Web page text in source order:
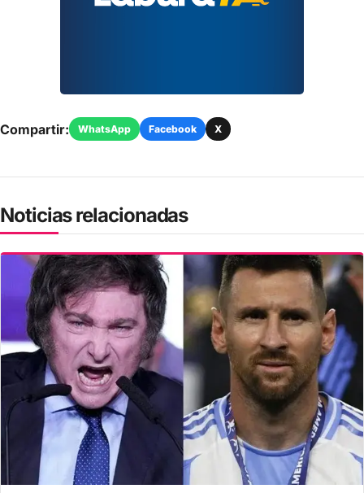
Compartir: WhatsApp Facebook X
Noticias relacionadas